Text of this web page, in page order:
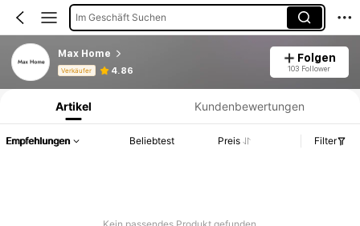
Im Geschäft Suchen
Max Home
Verkäufer 4.86
Folgen
103 Follower
Produktinformation: Preisangabe, Verkaufs- und Lagerbestandsdetails.
Artikel Kundenbewertungen
Empfehlungen Beliebtest Preis Filter